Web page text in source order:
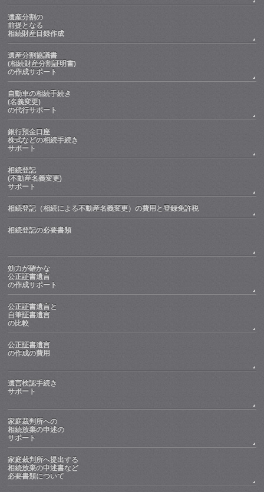
遺産分割の
前提となる
相続財産目録作成
遺産分割協議書
(相続財産分割証明書)
の作成サポート
自動車の相続手続き
(名義変更)
の代行サポート
銀行預金口座
株式などの相続手続き
サポート
相続登記
(不動産名義変更)
サポート
相続登記（相続による不動産名義変更）の費用と登録免許税
相続登記の必要書類
効力が確かな
公正証書遺言
の作成サポート
公正証書遺言と
自筆証書遺言
の比較
公正証書遺言
の作成の費用
遺言検認手続き
サポート
家庭裁判所への
相続放棄の申述の
サポート
家庭裁判所へ提出する
相続放棄の申述書など
必要書類について